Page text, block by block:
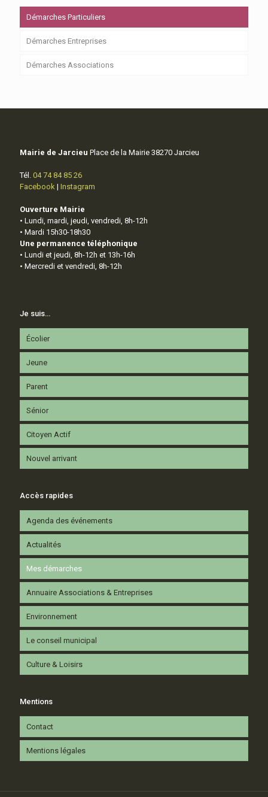
Démarches Particuliers
Démarches Entreprises
Démarches Associations
Mairie de Jarcieu Place de la Mairie 38270 Jarcieu
Tél. 04 74 84 85 26
Facebook | Instagram
Ouverture Mairie
• Lundi, mardi, jeudi, vendredi, 8h-12h
• Mardi 15h30-18h30
Une permanence téléphonique
• Lundi et jeudi, 8h-12h et 13h-16h
• Mercredi et vendredi, 8h-12h
Je suis…
Écolier
Jeune
Parent
Sénior
Citoyen Actif
Nouvel arrivant
Accès rapides
Agenda des événements
Actualités
Mes démarches
Annuaire Associations & Entreprises
Environnement
Le conseil municipal
Culture & Loisirs
Mentions
Contact
Mentions légales